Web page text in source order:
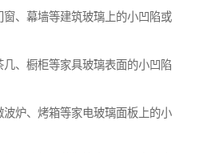
窗、幕墙等建筑玻璃上的小凹陷或
、橱柜等家具玻璃表面的小凹陷
炉、烤箱等家电玻璃面板上的小